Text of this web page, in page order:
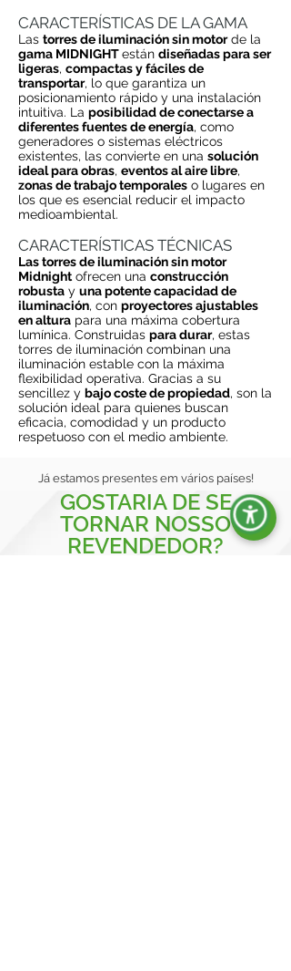
CARACTERÍSTICAS DE LA GAMA
Las torres de iluminación sin motorde la
gama MIDNIGHTestán diseñadas para ser
ligeras, compactas y fáciles de
transportar, lo que garantiza un
posicionamiento rápido y una instalación
intuitiva. La posibilidad de conectarse a
diferentes fuentes de energía, como
generadores o sistemas eléctricos
existentes, las convierte en una solución
ideal para obras, eventos al aire libre,
zonas de trabajo temporales o lugares en
los que es esencial reducir el impacto
medioambiental.
CARACTERÍSTICAS TÉCNICAS
Las torres de iluminación sin motor
Midnight ofrecen una construcción
robusta y una potente capacidad de
iluminación, con proyectores ajustables
en altura para una máxima cobertura
lumínica. Construidas para durar, estas
torres de iluminación combinan una
iluminación estable con la máxima
flexibilidad operativa. Gracias a su
sencillez y bajo coste de propiedad, son la
solución ideal para quienes buscan
eficacia, comodidad y un producto
respetuoso con el medio ambiente.
Já estamos presentes em vários países!
GOSTARIA DE SE
TORNAR NOSSO
REVENDEDOR?